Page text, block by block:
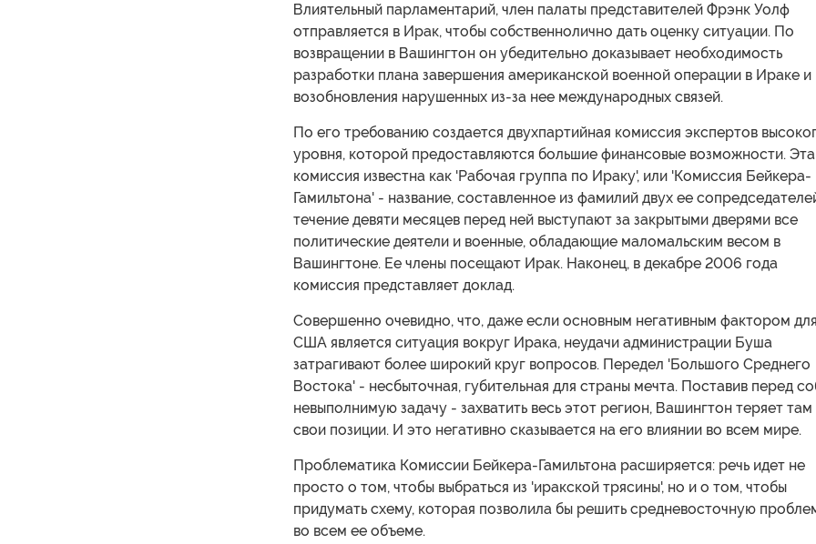
Влиятельный парламентарий, член палаты представителей Фрэнк Уолф
отправляется в Ирак, чтобы собственнолично дать оценку ситуации. По
возвращении в Вашингтон он убедительно доказывает необходимость
разработки плана завершения американской военной операции в Ираке и
возобновления нарушенных из-за нее международных связей.
По его требованию создается двухпартийная комиссия экспертов
уровня, которой предоставляются большие финансовые возможности. Эта
комиссия известна как 'Рабочая группа по Ираку', или 'Комиссия Бейкера-
Гамильтона' - название, составленное из фамилий двух ее
течение девяти месяцев перед ней выступают за закрытыми дверями все
политические деятели и военные, обладающие маломальским весом в
Вашингтоне. Ее члены посещают Ирак. Наконец, в декабре 2006 года
комиссия представляет доклад.
Совершенно очевидно, что, даже если основным негативным фактором для
США является ситуация вокруг Ирака, неудачи администрации Буша
затрагивают более широкий круг вопросов. Передел 'Большого Среднего
Востока' - несбыточная, губительная для страны мечта. Поставив перед
невыполнимую задачу - захватить весь этот регион, Вашингтон теряет там
свои позиции. И это негативно сказывается на его влиянии во всем мире.
Проблематика Комиссии Бейкера-Гамильтона расширяется: речь идет не
просто о том, чтобы выбраться из 'иракской трясины', но и о том, чтобы
придумать схему, которая позволила бы решить средневосточную
во всем ее объеме.